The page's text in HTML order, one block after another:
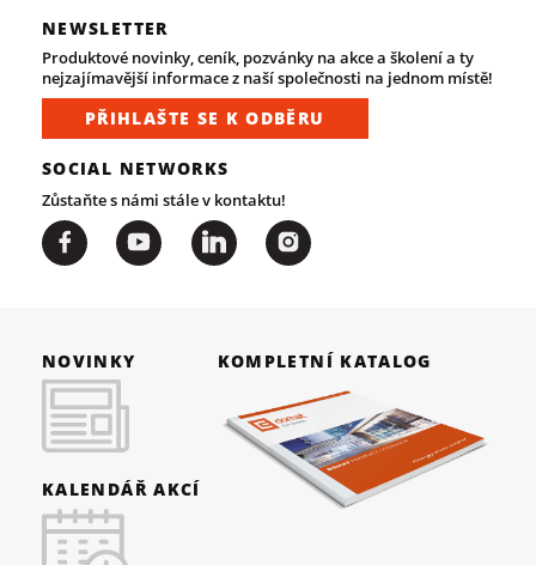
NEWSLETTER
Produktové novinky, ceník, pozvánky na akce a školení a ty
nejzajímavější informace z naší společnosti na jednom místě!
PŘIHLAŠTE SE K ODBĚRU
SOCIAL NETWORKS
Zůstaňte s námi stále v kontaktu!
NOVINKY
KALENDÁŘ AKCÍ
KOMPLETNÍ KATALOG